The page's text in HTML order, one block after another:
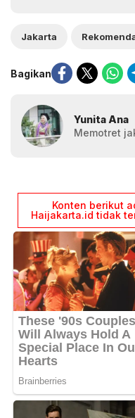
Jakarta
Bagikan
Yunita Ana
Memotret